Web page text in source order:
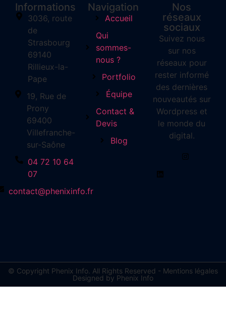
Informations
3036, route
de
Strasbourg
69140
Rillieux-la-
Pape
19, Rue de
Prony
69400
Villefranche-
sur-Saône
04 72 10 64
07
contact@phenixinfo.fr
Navigation
Accueil
Qui
sommes-
nous ?
Portfolio
Équipe
Contact &
Devis
Blog
Nos
réseaux
sociaux
Suivez nous
sur nos
réseaux pour
rester informé
des dernières
nouveautés sur
Wordpress et
le monde du
digital.
© Copyright Phenix Info. All Rights Reserved - Mentions légales
Designed by Phenix Info